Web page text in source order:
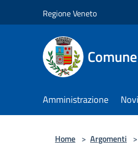
Regione Veneto
Amministrazione
Home > Argomenti >